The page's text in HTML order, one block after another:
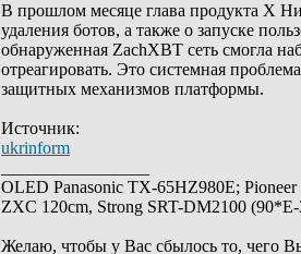
В прошлом месяце глава продукта X
удаления ботов, а также о запуске
обнаруженная ZachXBT сеть смогла
отреагировать. Это системная
защитных механизмов платформы.
Источник:
ukrinform
OLED Panasonic TX-65HZ980E;
ZXC 120cm, Strong SRT-DM2100
Желаю, чтобы у Вас сбылось то, чего